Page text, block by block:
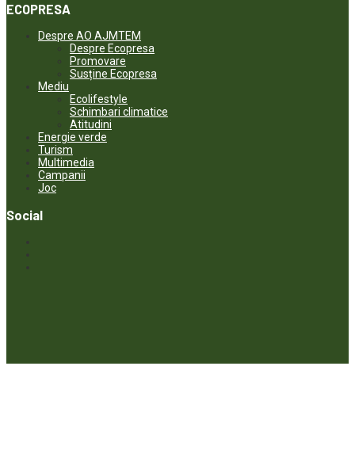
ECOPRESA
Despre AO AJMTEM
Despre Ecopresa
Promovare
Susține Ecopresa
Mediu
Ecolifestyle
Schimbari climatice
Atitudini
Energie verde
Turism
Multimedia
Campanii
Joc
Social